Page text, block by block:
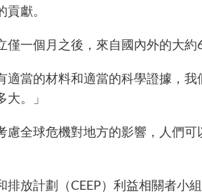
獻。
僅一個月之後，來自國內外的大約
適當的材料和適當的科學證據，
。」
慮全球危機對地方的影響，人們
排放計劃（CEEP）利益相關者小